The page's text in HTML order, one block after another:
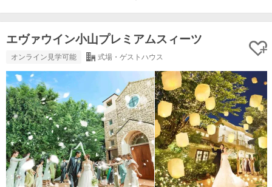
エヴァウイン小山プレミアムスィーツ
オンライン見学可能 式場・ゲストハウス